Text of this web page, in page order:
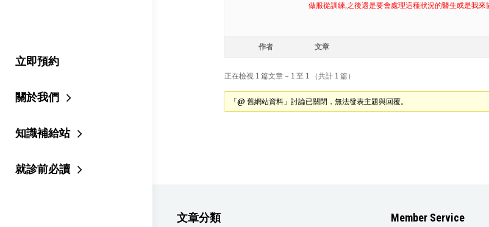
立即預約
關於我們
知識補給站
就診前必讀
做服從訓練,之後還是要會處理這種狀況的醫生或是我來
作者 文章
正在檢視 1 篇文章 - 1 至 1 （共計 1 篇）
「@ 舊網站資料」討論已關閉，無法發表主題與回覆。
文章分類 Member Service